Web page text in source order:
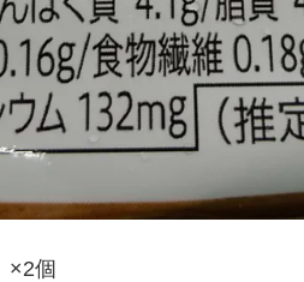
×2個